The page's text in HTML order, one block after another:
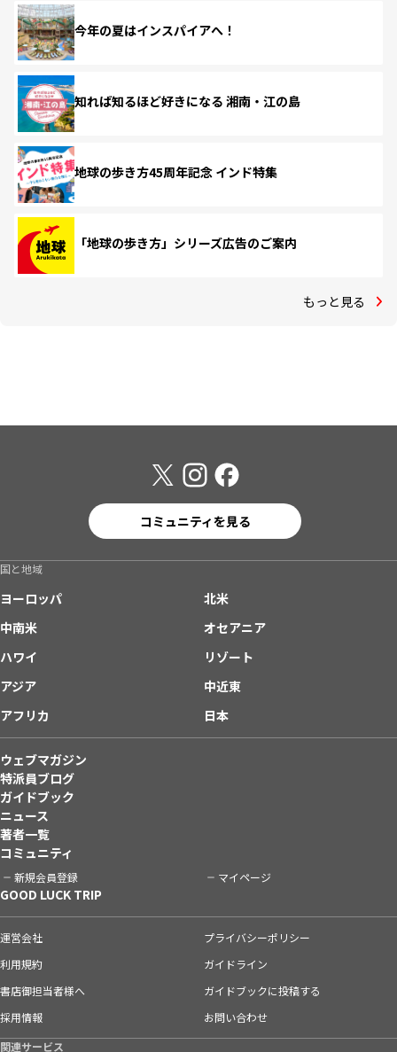
今年の夏はインスパイアへ！
知れば知るほど好きになる 湘南・江の島
地球の歩き方45周年記念 インド特集
「地球の歩き方」シリーズ広告のご案内
もっと見る
コミュニティを見る
国と地域
ヨーロッパ
北米
中南米
オセアニア
ハワイ
リゾート
アジア
中近東
アフリカ
日本
ウェブマガジン
特派員ブログ
ガイドブック
ニュース
著者一覧
コミュニティ
新規会員登録 マイページ
GOOD LUCK TRIP
運営会社
プライバシーポリシー
利用規約
ガイドライン
書店御担当者様へ
ガイドブックに投稿する
採用情報
お問い合わせ
関連サービス